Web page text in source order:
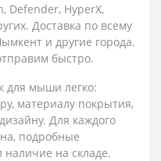
Defender, HyperX,
Доставка по всему
и другие города.
быстро.
для мыши легко:
материалу покрытия,
Для каждого
подробные
наличие на складе.